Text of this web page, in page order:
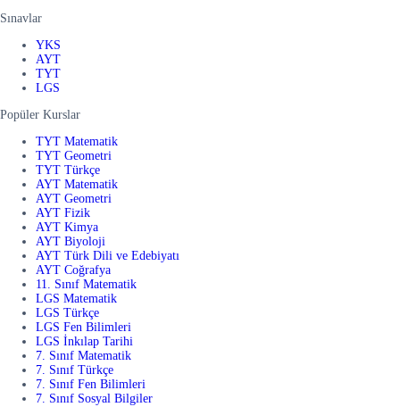
Sınavlar
YKS
AYT
TYT
LGS
Popüler Kurslar
TYT Matematik
TYT Geometri
TYT Türkçe
AYT Matematik
AYT Geometri
AYT Fizik
AYT Kimya
AYT Biyoloji
AYT Türk Dili ve Edebiyatı
AYT Coğrafya
11. Sınıf Matematik
LGS Matematik
LGS Türkçe
LGS Fen Bilimleri
LGS İnkılap Tarihi
7. Sınıf Matematik
7. Sınıf Türkçe
7. Sınıf Fen Bilimleri
7. Sınıf Sosyal Bilgiler